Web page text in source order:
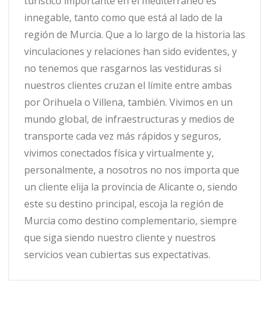
innegable, tanto como que está al lado de la
región de Murcia. Que a lo largo de la historia las
vinculaciones y relaciones han sido evidentes, y
no tenemos que rasgarnos las vestiduras si
nuestros clientes cruzan el límite entre ambas
por Orihuela o Villena, también. Vivimos en un
mundo global, de infraestructuras y medios de
transporte cada vez más rápidos y seguros,
vivimos conectados física y virtualmente y,
personalmente, a nosotros no nos importa que
un cliente elija la provincia de Alicante o, siendo
este su destino principal, escoja la región de
Murcia como destino complementario, siempre
que siga siendo nuestro cliente y nuestros
servicios vean cubiertas sus expectativas.